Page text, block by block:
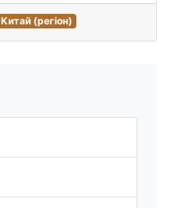
Китай (регіон)